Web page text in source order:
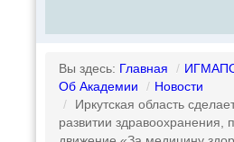
Вы здесь: Главная /
Об Академии
/ Новости
/
Иркутская область
развитии здравоохранения,